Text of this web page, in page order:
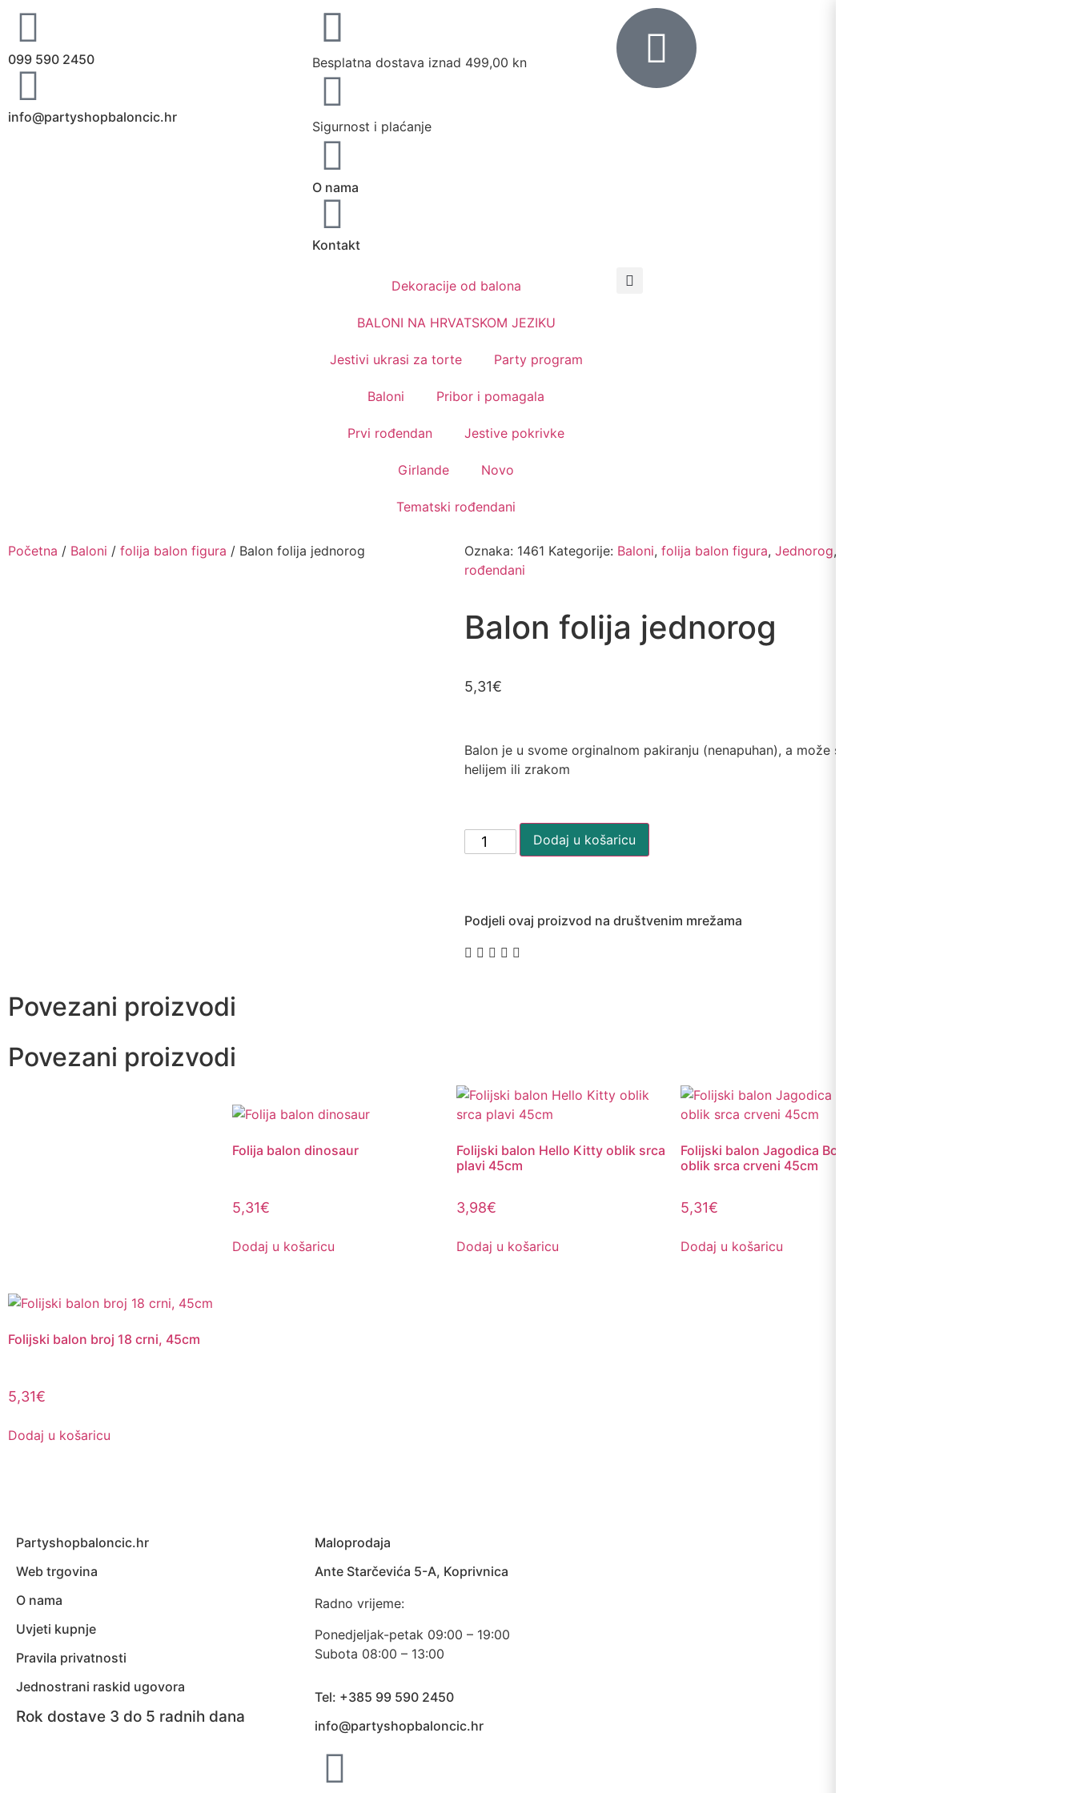
099 590 2450
info@partyshopbaloncic.hr
Besplatna dostava iznad 499,00 kn
Sigurnost i plaćanje
O nama
Kontakt
Dekoracije od balona
BALONI NA HRVATSKOM JEZIKU
Jestivi ukrasi za torte Party program
Baloni Pribor i pomagala
Prvi rođendan Jestive pokrivke
Girlande Novo
Tematski rođendani
Početna / Baloni / folija balon figura / Balon folija jednorog Oznaka: 1461 Kategorije: Baloni, folija balon figura, Jednorog,
rođendani
Balon folija jednorog
5,31€
Balon je u svome orginalnom pakiranju (nenapuhan), a može se napuhati
helijem ili zrakom
Dodaj u košaricu
Podjeli ovaj proizvod na društvenim mrežama
Povezani proizvodi
Povezani proizvodi
Folija balon dinosaur
5,31€
Dodaj u košaricu
Folijski balon Hello Kitty oblik srca
plavi 45cm
3,98€
Dodaj u košaricu
Folijski balon Jagodica Bobica
oblik srca crveni 45cm
5,31€
Dodaj u košaricu
Folijski balon broj 18 crni, 45cm
5,31€
Dodaj u košaricu
Partyshopbaloncic.hr
Web trgovina
O nama
Uvjeti kupnje
Pravila privatnosti
Jednostrani raskid ugovora
Rok dostave 3 do 5 radnih dana
Maloprodaja
Ante Starčevića 5-A, Koprivnica
Radno vrijeme:
Ponedjeljak-petak 09:00 – 19:00
Subota 08:00 – 13:00
Tel: +385 99 590 2450
info@partyshopbaloncic.hr